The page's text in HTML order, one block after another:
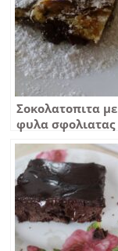
Σοκολατοπιτα με
φυλα σφολιατας